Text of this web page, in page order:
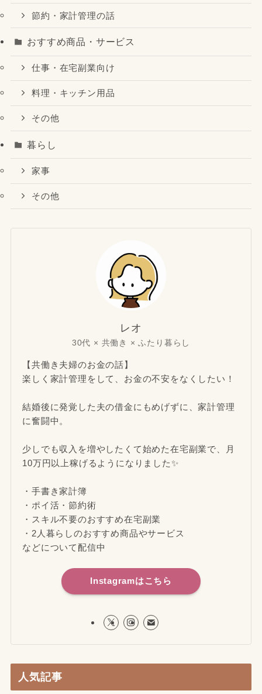
節約・家計管理の話
おすすめ商品・サービス
仕事・在宅副業向け
料理・キッチン用品
その他
暮らし
家事
その他
レオ
30代 × 共働き × ふたり暮らし
【共働き夫婦のお金の話】
楽しく家計管理をして、お金の不安をなくしたい！
結婚後に発覚した夫の借金にもめげずに、家計管理
に奮闘中。
少しでも収入を増やしたくて始めた在宅副業で、月
10万円以上稼げるようになりました✨
・手書き家計簿
・ポイ活・節約術
・スキル不要のおすすめ在宅副業
・2人暮らしのおすすめ商品やサービス
などについて配信中
Instagramはこちら
人気記事